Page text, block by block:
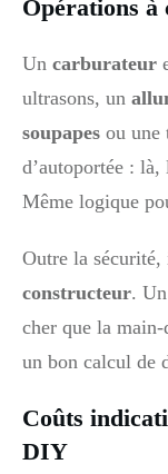
Opérations à
Un carburateur
ultrasons, un
soupapes ou une
d’autoportée : là,
Même logique
Outre la
constructeur.
cher que la
un bon calcul de
Coûts
DIY